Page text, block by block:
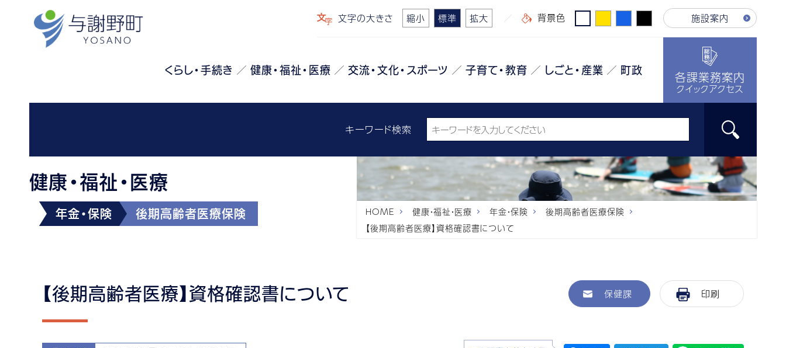
文字の大きさ 縮小 標準 拡大 背景色 施設案内
くらし・手続き 健康・福祉・医療 交流・文化・スポーツ 子育て・教育 しごと・産業 町政 各課業務案内
クイックアクセス
キーワード検索
健康・福祉・医療
年金・保険 後期高齢者医療保険 HOME 健康・福祉・医療 年金・保険
後期高齢者医療保険
【後期高齢者医療】資格確認書について
【後期高齢者医療】資格確認書について 保健課 印刷